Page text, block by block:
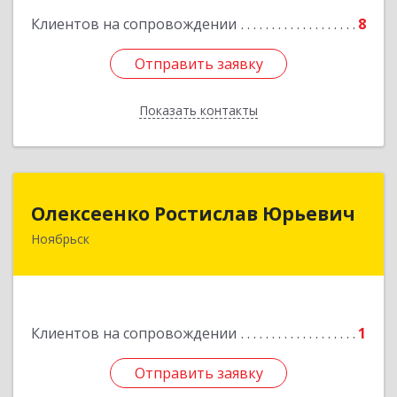
Клиентов на сопровождении 8
Отправить заявку
Показать контакты
Подробнее
Отправить заявку
Назад
Олексеенко Ростислав Юрьевич
Ноябрьск
Клиентов на сопровождении 1
Отправить заявку
629804, Ямало-Ненецкий АО, Ноябрьск г,
Отправить заявку